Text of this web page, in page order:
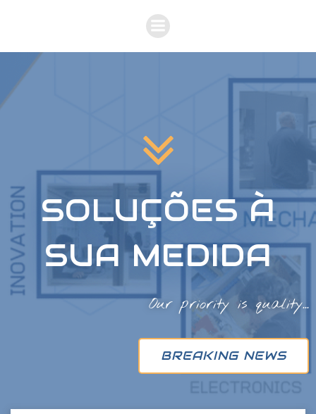
to
content
SOLUÇÕES À
SUA MEDIDA
Our priority is quality...
BREAKING NEWS